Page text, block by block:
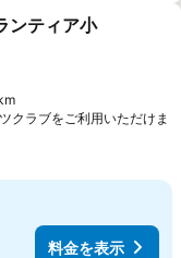
に追加
ンティア小
クラブをご利用いただけま
料金を表示